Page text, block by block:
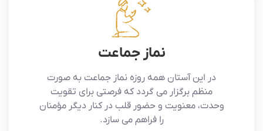
نماز جماعت
در این آستان همه روزه نماز جماعت به صورت
منظم برگزار می گردد که فرصتی برای تقویت
وحدت، معنویت و حضور قلب در کنار دیگر مؤمنان
را فراهم می سازد.